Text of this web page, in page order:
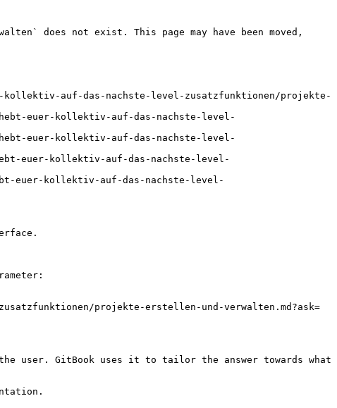
does not exist. This page may have been moved,
auf-das-nachste-level-zusatzfunktionen/projekte-
euer-kollektiv-auf-das-nachste-level-
euer-kollektiv-auf-das-nachste-level-
euer-kollektiv-auf-das-nachste-level-
euer-kollektiv-auf-das-nachste-level-
projekte-erstellen-und-verwalten.md?ask=
user. GitBook uses it to tailor the answer towards what